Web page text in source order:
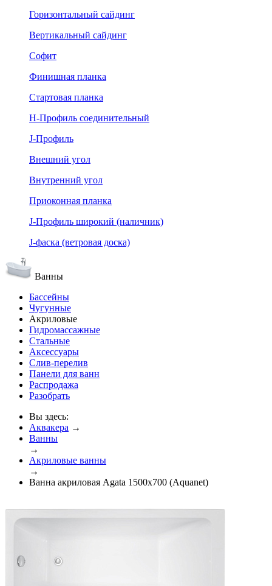
Горизонтальный сайдинг
Вертикальный сайдинг
Софит
Финишная планка
Стартовая планка
Н-Профиль соединительный
J-Профиль
Внешний угол
Внутренний угол
Приоконная планка
J-Профиль широкий (наличник)
J-фаска (ветровая доска)
Ванны
Бассейны
Чугунные
Акриловые
Гидромассажные
Стальные
Аксессуары
Слив-перелив
Панели для ванн
Распродажа
Разобрать
Вы здесь:
Аквакера →
Ванны
→
Акриловые ванны
→
Ванна акриловая Agata 1500x700 (Aquanet)